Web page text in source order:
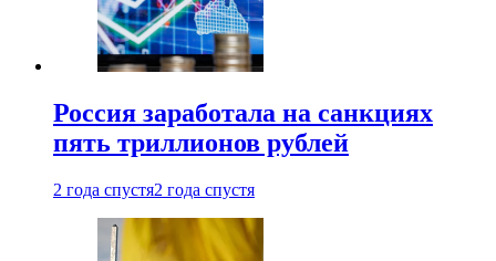
Россия заработала на санкциях
пять триллионов рублей
2 года спустя2 года спустя